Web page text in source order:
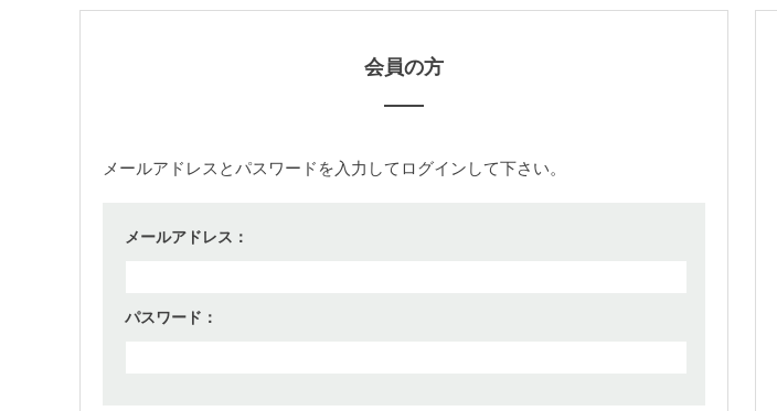
会員の方
メールアドレス とパスワード を入力してログインして下さい。
メールアドレス：
パスワード：